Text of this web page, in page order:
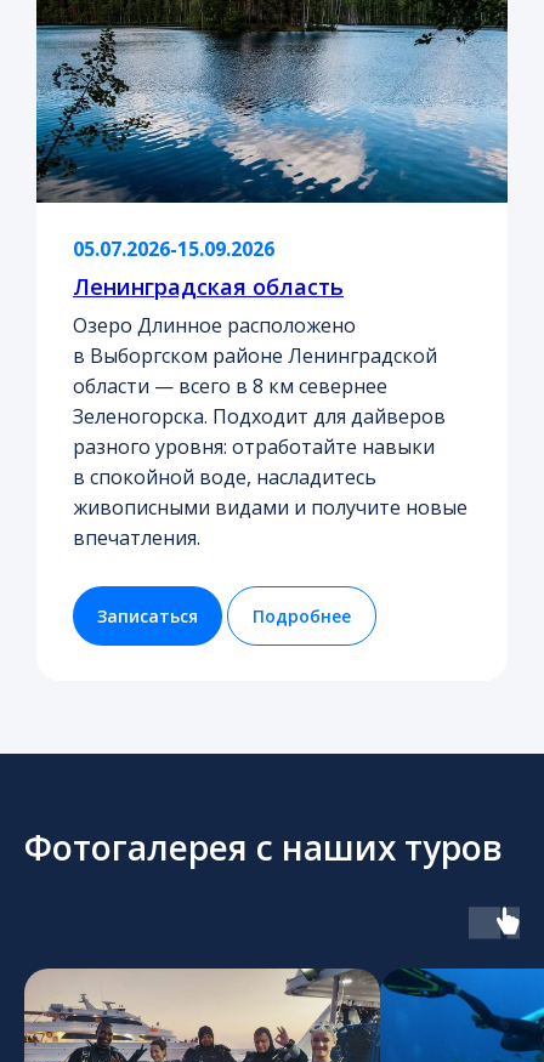
05.07.2026-15.09.2026
Ленинградская область
Озеро Длинное расположено
в Выборгском районе Ленинградской
области — всего в 8 км севернее
Зеленогорска. Подходит для дайверов
разного уровня: отработайте навыки
в спокойной воде, насладитесь
живописными видами и получите новые
впечатления.
Записаться Подробнее
Фотогалерея с наших туров